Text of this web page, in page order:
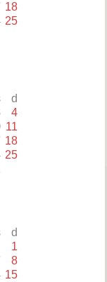
18
25
d
4
11
18
25
d
1
8
15